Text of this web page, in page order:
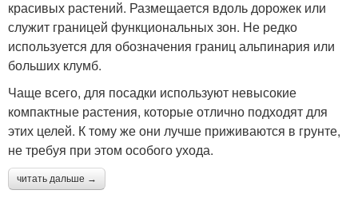
красивых растений. Размещается вдоль дорожек или
служит границей функциональных зон. Не редко
используется для обозначения границ альпинария или
больших клумб.
Чаще всего, для посадки используют невысокие
компактные растения, которые отлично подходят для
этих целей. К тому же они лучше приживаются в грунте,
не требуя при этом особого ухода.
читать дальше →